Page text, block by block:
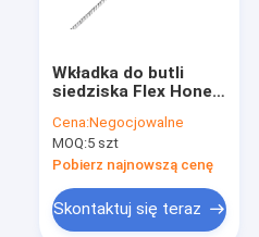
Wkładka do butli
siedziska Flex Hone
korpusu szczotki z
ruchomą szczęką
Cena:Negocjowalne
MOQ:5 szt
Pobierz najnowszą cenę
Skontaktuj się teraz